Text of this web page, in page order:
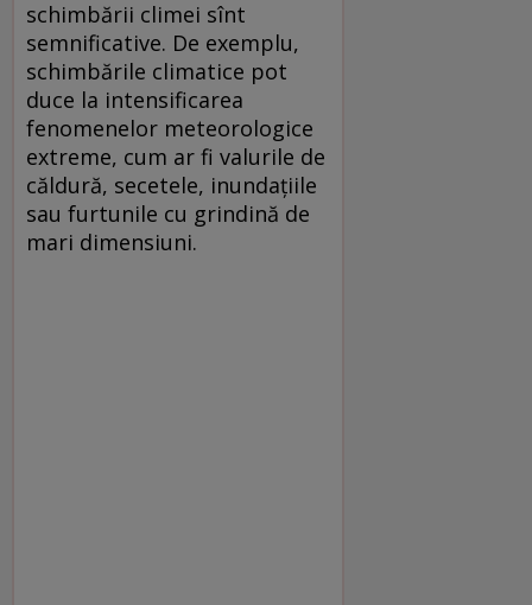
schimbării climei sînt
semnificative. De exemplu,
schimbările climatice pot
duce la intensificarea
fenomenelor meteorologice
extreme, cum ar fi valurile de
căldură, secetele, inundațiile
sau furtunile cu grindină de
mari dimensiuni.